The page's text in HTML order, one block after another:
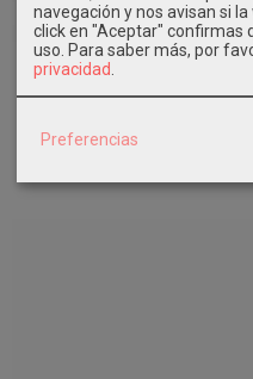
Power
navegación y nos avisan si
click en "Aceptar" confirmas
uso. Para saber más, por
privacidad
Preferencias